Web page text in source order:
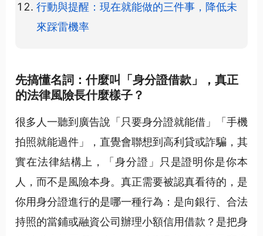
行動與提醒：現在就能做的三件事，降低未
來踩雷機率
先搞懂名詞：什麼叫「身分證借款」，真正
的法律風險長什麼樣子？
很多人一聽到廣告說「只要身分證就能借」「手機
拍照就能過件」，直覺會聯想到高利貸或詐騙，其
實在法律結構上，「身分證」只是證明你是你本
人，而不是風險本身。真正需要被認真看待的，是
你用身分證進行的是哪一種行為：是向銀行、合法
持照的當鋪或融資公司辦理小額信用借款？是把身